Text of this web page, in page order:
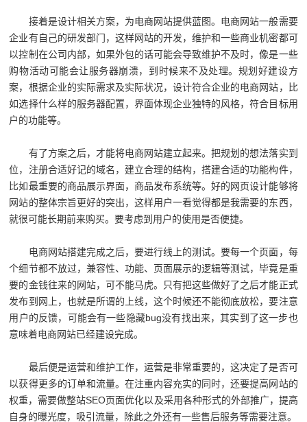
接着是设计相关方案，为电商网站提供蓝图。电商网站一般需要
企业有自己的研发部门，这样网站的开发，维护和一些商业机密都可
以控制在公司内部，如果外包的话可能会导致维护不及时，像是一些
购物活动可能会让服务器崩溃，到时候来不及处理。规划好建设方
案，根据企业的实际需求及实际状况，设计符合企业的电商网站，比
如选择什么样的服务器配置，界面体现企业独特的风格，符合目标用
户的功能等。
有了方案之后，才能将电商网站建立起来。把规划的想法落实到
位，注册合适好记的域名，建立合理的结构，搭建合适的功能构件，
比如最重要的商品展示界面，商品发布系统等。好的网页设计能够将
网站的整体宗旨更好的突出，这样用户一看觉得都是我需要的东西，
就很可能长期前来购买。要考虑到用户的使用是否便捷。
电商网站搭建完成之后，要进行线上的测试。要每一个页面，每
个细节都不放过，兼容性、功能、页面展示的逻辑等测试，毕竟是重
要的金钱往来的网站，可不能马虎。只有把这些做好了之后才能正式
发布到网上，也就是所谓的上线，这个时候还不能彻底放松，要注意
用户的反馈，可能会有一些隐藏bug没有找出来，其实到了这一步也
意味着电商网站已经建设完成。
最后便是运营和维护工作，运营是非常重要的，这决定了是否可
以获得更多的订单和流量。在注重内容充实的同时，还要提高网站的
权重，需要做整站SEO页面优化以及采用各种形式的外部推广，提高
自身的曝光度，吸引流量，除此之外还有一些售后服务等需要注意。